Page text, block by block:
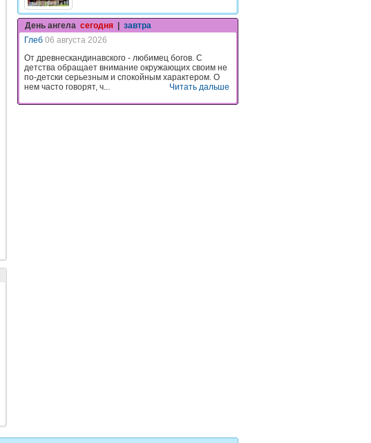
День ангела сегодня
завтра
Глеб 06 августа 2026
От древнескандинавского - любимец богов. С
детства обращает внимание окружающих своим не
по-детски серьезным и спокойным характером. О
нем часто говорят, ч...
Читать дальше